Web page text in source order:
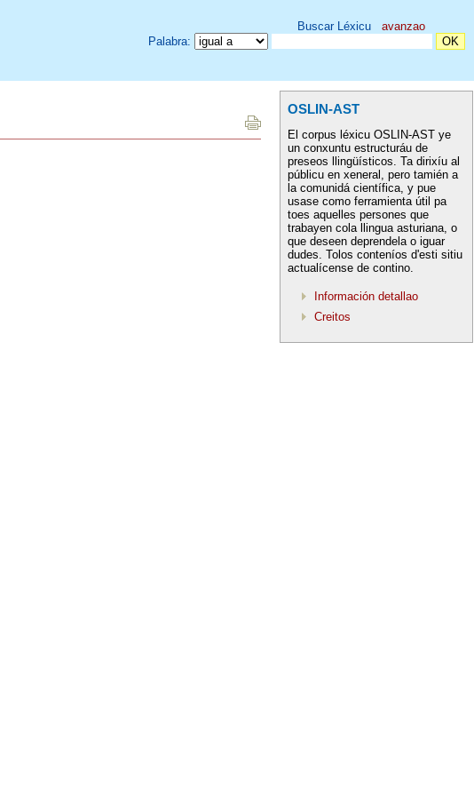
Buscar Léxicu avanzao
Palabra:
OSLIN-AST
El corpus léxicu OSLIN-AST ye
un conxuntu estructuráu de
preseos llingüísticos. Ta dirixíu al
públicu en xeneral, pero tamién a
la comunidá científica, y pue
usase como ferramienta útil pa
toes aquelles persones que
trabayen cola llingua asturiana, o
que deseen deprendela o iguar
dudes. Tolos conteníos d'esti sitiu
actualícense de contino.
Información detallao
Creitos